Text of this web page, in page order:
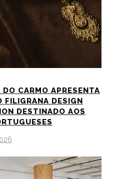
CARMO APRESENTA
FILIGRANA DESIGN
DESTINADO AOS